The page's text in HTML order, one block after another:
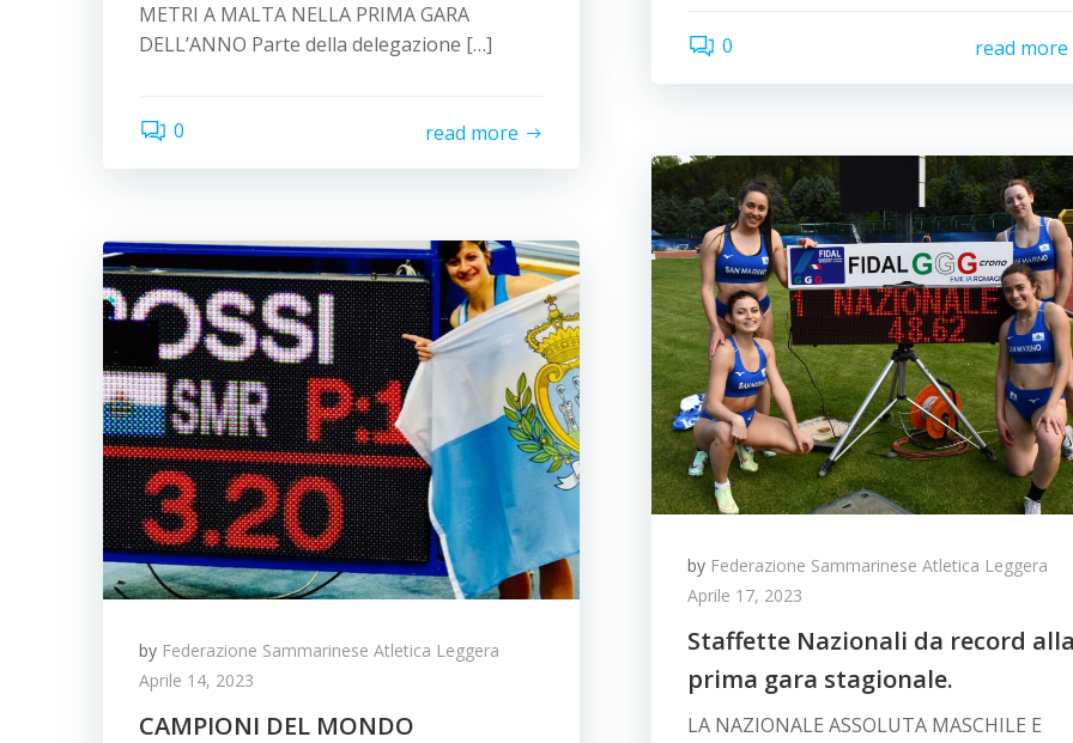
0 read more
METRI A MALTA NELLA PRIMA GARA
DELL’ANNO Parte della delegazione […]
0 read more
by Federazione Sammarinese Atletica Leggera
Aprile 17, 2023
Staffette Nazionali da record
prima gara stagionale.
LA NAZIONALE ASSOLUTA MASCHILE E
by Federazione Sammarinese Atletica Leggera
Aprile 14, 2023
CAMPIONI DEL MONDO